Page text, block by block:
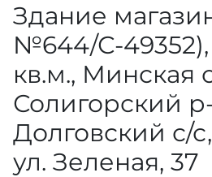
Здание
№644/С-49352),
кв.м., Минская
Солигорский
Долговский с/
ул. Зеленая, 37